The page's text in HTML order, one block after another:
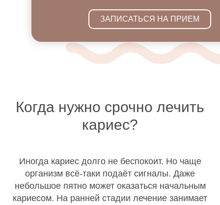
ЗАПИСАТЬСЯ НА ПРИЕМ
Когда нужно срочно лечить
кариес?
Иногда кариес долго не беспокоит. Но чаще
организм всё-таки подаёт сигналы. Даже
небольшое пятно может оказаться начальным
кариесом. На ранней стадии лечение занимает